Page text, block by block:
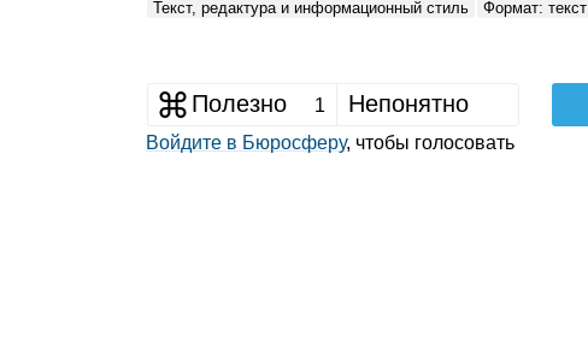
Текст, редактура и информационный стиль Формат: текст
Полезно 1 Непонятно
Войдите в Бюросферу, чтобы голосовать